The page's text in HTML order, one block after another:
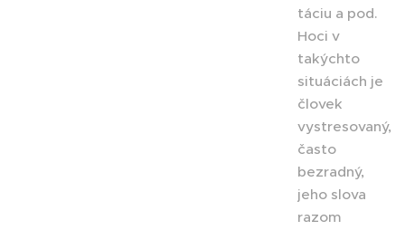
táciu a pod.
Hoci v
takýchto
situáciách je
človek
vystresovaný,
často
bezradný,
jeho slova
razom